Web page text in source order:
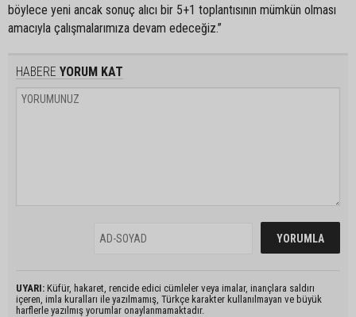
böylece yeni ancak sonuç alıcı bir 5+1 toplantısının mümkün olması
amacıyla çalışmalarımıza devam edeceğiz.”
HABERE YORUM KAT
UYARI: Küfür, hakaret, rencide edici cümleler veya imalar, inançlara saldırı
içeren, imla kuralları ile yazılmamış, Türkçe karakter kullanılmayan ve büyük
harflerle yazılmış yorumlar onaylanmamaktadır.